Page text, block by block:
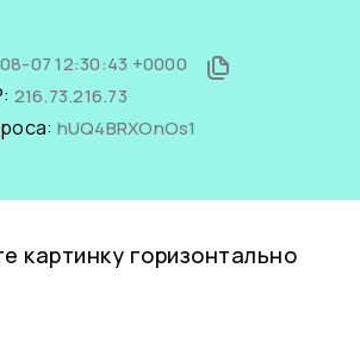
07 12:30:43 +0000
216.73.216.73
hUQ4BRXOnOs1
картинку горизонтально